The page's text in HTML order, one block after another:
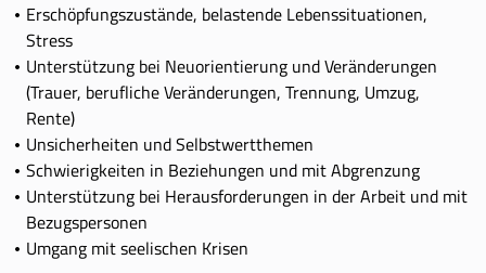
Erschöpfungszustände, belastende Lebenssituationen,
Stress
Unterstützung bei Neuorientierung und Veränderungen
(Trauer, berufliche Veränderungen, Trennung, Umzug,
Rente)
Unsicherheiten und Selbstwertthemen
Schwierigkeiten in Beziehungen und mit Abgrenzung
Unterstützung bei Herausforderungen in der Arbeit und mit
Bezugspersonen
Umgang mit seelischen Krisen